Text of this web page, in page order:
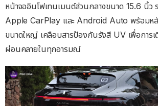
หน้าจออินโฟเทนเมนต์ส่วนกลางขนาด 15.6 นิ้ว
Apple CarPlay และ Android Auto พร้อมหลั
ขนาดใหญ่ เคลือบสารป้องกันรังสี UV เพื่อการเ
ผ่อนคลายในทุกอารมณ์